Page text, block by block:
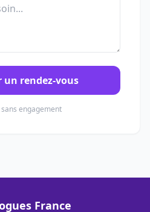
un rendez-vous
engagement
France